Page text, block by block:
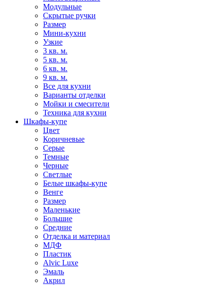
Модульные
Скрытые ручки
Размер
Мини-кухни
Узкие
3 кв. м.
5 кв. м.
6 кв. м.
9 кв. м.
Все для кухни
Варианты отделки
Мойки и смесители
Техника для кухни
Шкафы-купе
Цвет
Коричневые
Серые
Темные
Черные
Светлые
Белые шкафы-купе
Венге
Размер
Маленькие
Большие
Средние
Отделка и материал
МДФ
Пластик
Alvic Luxe
Эмаль
Акрил